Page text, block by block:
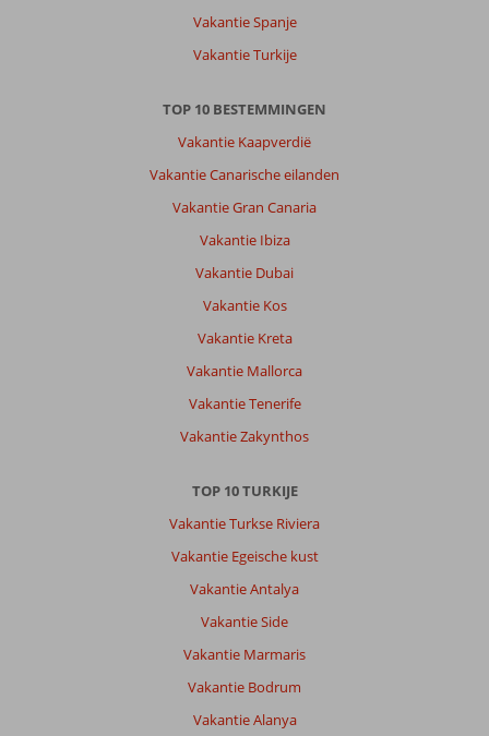
Vakantie Spanje
Vakantie Turkije
TOP 10 BESTEMMINGEN
Vakantie Kaapverdië
Vakantie Canarische eilanden
Vakantie Gran Canaria
Vakantie Ibiza
Vakantie Dubai
Vakantie Kos
Vakantie Kreta
Vakantie Mallorca
Vakantie Tenerife
Vakantie Zakynthos
TOP 10 TURKIJE
Vakantie Turkse Riviera
Vakantie Egeische kust
Vakantie Antalya
Vakantie Side
Vakantie Marmaris
Vakantie Bodrum
Vakantie Alanya